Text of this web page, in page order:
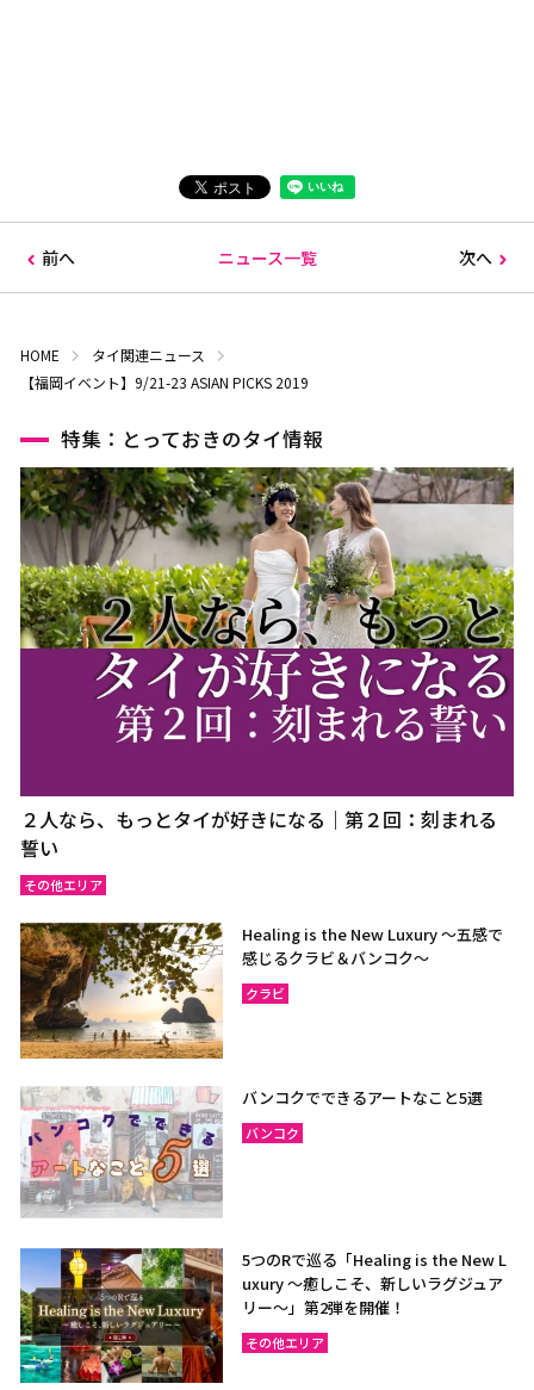
前へ ニュース一覧 次へ
HOME
タイ関連ニュース
【福岡イベント】9/21-23 ASIAN PICKS 2019
特集：とっておきのタイ情報
２人なら、もっとタイが好きになる｜第２回：刻まれる
誓い
その他エリア
Healing is the New Luxury ～五感で
感じるクラビ＆バンコク～
クラビ
バンコクでできるアートなこと5選
バンコク
5つのRで巡る「Healing is the New L
uxury ～癒しこそ、新しいラグジュア
リー〜」第2弾を開催！
その他エリア